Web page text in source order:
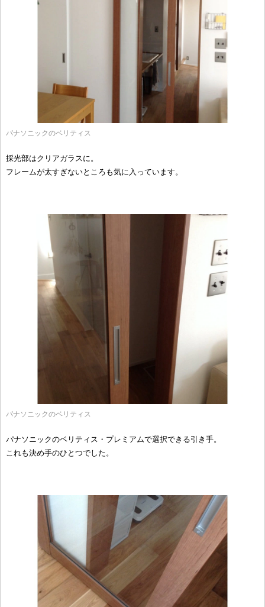
パナソニックのベリティス
採光部はクリアガラスに。
フレームが太すぎないところも気に入っています。
パナソニックのベリティス
パナソニックのベリティス・プレミアムで選択できる引き手。
これも決め手のひとつでした。